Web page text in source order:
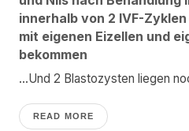
innerhalb von 2 IVF-
mit eigenen Eizellen und
bekommen
...Und 2 Blastozysten liegen
READ MORE